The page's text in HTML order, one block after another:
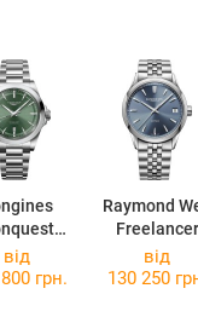
Raymond
Freelancer
2741-ST-
від
грн.
від
130 250